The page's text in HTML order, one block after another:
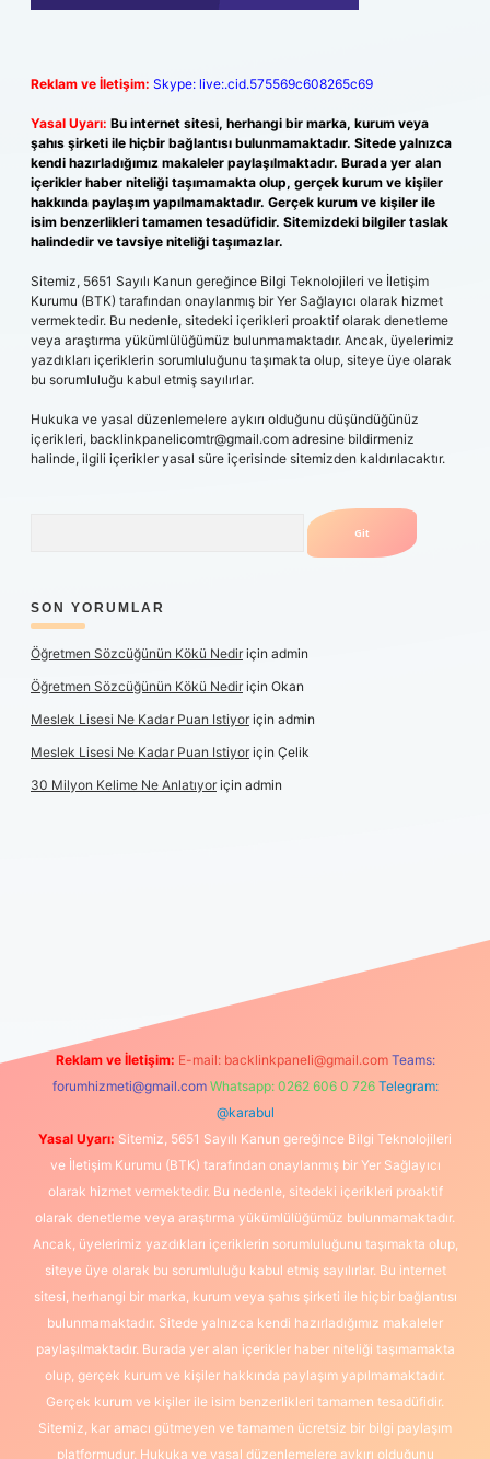
Reklam ve İletişim: Skype: live:.cid.575569c608265c69
Yasal Uyarı: Bu internet sitesi, herhangi bir marka, kurum veya
şahıs şirketi ile hiçbir bağlantısı bulunmamaktadır. Sitede yalnızca
kendi hazırladığımız makaleler paylaşılmaktadır. Burada yer alan
içerikler haber niteliği taşımamakta olup, gerçek kurum ve kişiler
hakkında paylaşım yapılmamaktadır. Gerçek kurum ve kişiler ile
isim benzerlikleri tamamen tesadüfidir. Sitemizdeki bilgiler taslak
halindedir ve tavsiye niteliği taşımazlar.
Sitemiz, 5651 Sayılı Kanun gereğince Bilgi Teknolojileri ve İletişim
Kurumu (BTK) tarafından onaylanmış bir Yer Sağlayıcı olarak hizmet
vermektedir. Bu nedenle, sitedeki içerikleri proaktif olarak denetleme
veya araştırma yükümlülüğümüz bulunmamaktadır. Ancak, üyelerimiz
yazdıkları içeriklerin sorumluluğunu taşımakta olup, siteye üye olarak
bu sorumluluğu kabul etmiş sayılırlar.
Hukuka ve yasal düzenlemelere aykırı olduğunu düşündüğünüz
içerikleri, backlinkpanelicomtr@gmail.com adresine bildirmeniz
halinde, ilgili içerikler yasal süre içerisinde sitemizden kaldırılacaktır.
SON YORUMLAR
Öğretmen Sözcüğünün Kökü Nediriçin admin
Öğretmen Sözcüğünün Kökü Nediriçin Okan
Meslek Lisesi Ne Kadar Puan Istiyoriçin admin
Meslek Lisesi Ne Kadar Puan Istiyoriçin Çelik
30 Milyon Kelime Ne Anlatıyoriçin admin
elexbetgiris.org
Reklam ve İletişim: E-mail: backlinkpaneli@gmail.com Teams:
forumhizmeti@gmail.com Whatsapp: 0262 606 0 726 Telegram:
@karabul
Yasal Uyarı: Sitemiz, 5651 Sayılı Kanun gereğince Bilgi Teknolojileri
ve İletişim Kurumu (BTK) tarafından onaylanmış bir Yer Sağlayıcı
olarak hizmet vermektedir. Bu nedenle, sitedeki içerikleri proaktif
olarak denetleme veya araştırma yükümlülüğümüz bulunmamaktadır.
Ancak, üyelerimiz yazdıkları içeriklerin sorumluluğunu taşımakta olup,
siteye üye olarak bu sorumluluğu kabul etmiş sayılırlar. Bu internet
sitesi, herhangi bir marka, kurum veya şahıs şirketi ile hiçbir bağlantısı
bulunmamaktadır. Sitede yalnızca kendi hazırladığımız makaleler
paylaşılmaktadır. Burada yer alan içerikler haber niteliği taşımamakta
olup, gerçek kurum ve kişiler hakkında paylaşım yapılmamaktadır.
Gerçek kurum ve kişiler ile isim benzerlikleri tamamen tesadüfidir.
Sitemiz, kar amacı gütmeyen ve tamamen ücretsiz bir bilgi paylaşım
platformudur. Hukuka ve yasal düzenlemelere aykırı olduğunu